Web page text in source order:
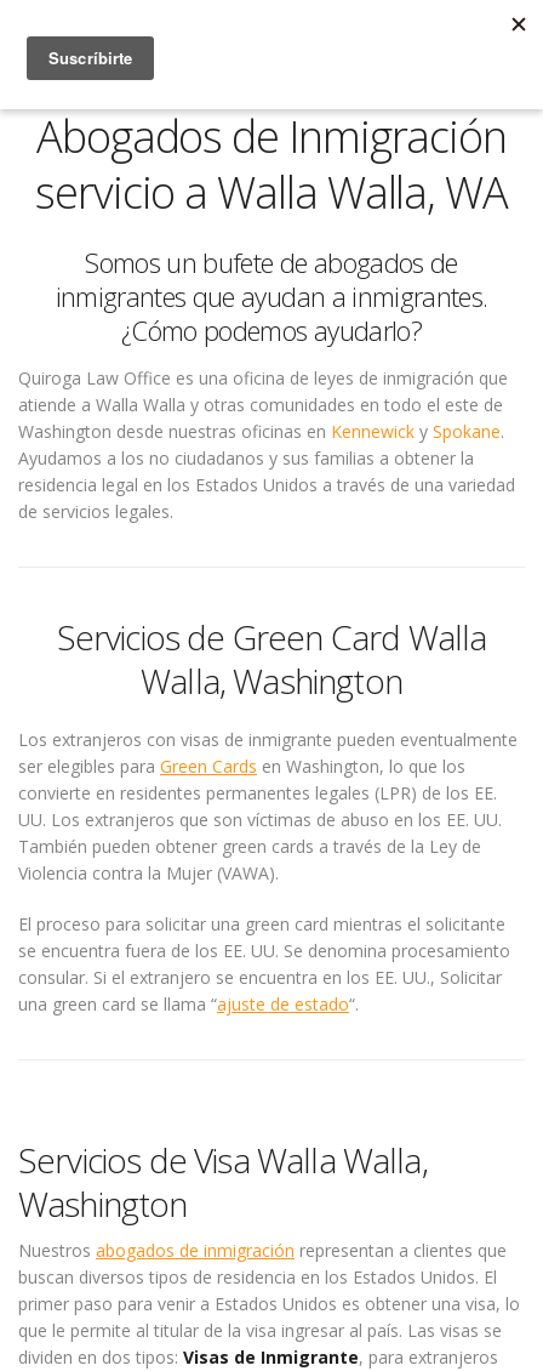
Abogados de Inmigración
servicio a Walla Walla, WA
Somos un bufete de abogados de
inmigrantes que ayudan a inmigrantes.
¿Cómo podemos ayudarlo?
Quiroga Law Office es una oficina de leyes de inmigración que
atiende a Walla Walla y otras comunidades en todo el este de
Washington desde nuestras oficinas en Kennewick y Spokane.
Ayudamos a los no ciudadanos y sus familias a obtener la
residencia legal en los Estados Unidos a través de una variedad
de servicios legales.
Servicios de Green Card Walla
Walla, Washington
Los extranjeros con visas de inmigrante pueden eventualmente
ser elegibles para Green Cards en Washington, lo que los
convierte en residentes permanentes legales (LPR) de los EE.
UU. Los extranjeros que son víctimas de abuso en los EE. UU.
También pueden obtener green cards a través de la Ley de
Violencia contra la Mujer (VAWA).
El proceso para solicitar una green card mientras el solicitante
se encuentra fuera de los EE. UU. Se denomina procesamiento
consular. Si el extranjero se encuentra en los EE. UU., Solicitar
una green card se llama “ajuste de estado“.
Servicios de Visa Walla Walla,
Washington
Nuestros abogados de inmigración representan a clientes que
buscan diversos tipos de residencia en los Estados Unidos. El
primer paso para venir a Estados Unidos es obtener una visa, lo
que le permite al titular de la visa ingresar al país. Las visas se
dividen en dos tipos: Visas de Inmigrante, para extranjeros